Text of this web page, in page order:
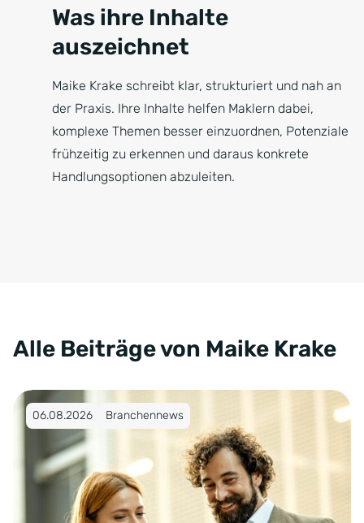
Was ihre Inhalte
auszeichnet
Maike Krake schreibt klar, strukturiert und nah an
der Praxis. Ihre Inhalte helfen Maklern dabei,
komplexe Themen besser einzuordnen, Potenziale
frühzeitig zu erkennen und daraus konkrete
Handlungsoptionen abzuleiten.
Alle Beiträge von Maike Krake
Veröffentlicht am 06.08.2026
06.08.2026 Branchennews